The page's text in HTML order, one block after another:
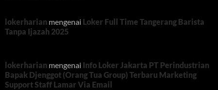
lokerharian mengenai Loker Full Time Tangerang Barista
Tanpa Ijazah 2025
lokerharian mengenai Info Loker Jakarta PT Perindustrian
Bapak Djenggot (Orang Tua Group) Terbaru Marketing
Support Staff Lamar Via Email